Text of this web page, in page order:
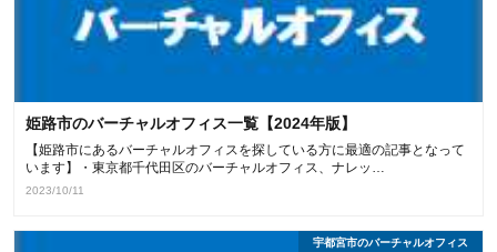
姫路市のバーチャルオフィス一覧【2024年版】
【姫路市にあるバーチャルオフィスを探している方に最適の記事となって
います】・東京都千代田区のバーチャルオフィス、ナレッ…
2023/10/11
宇都宮市のバーチャルオフィス